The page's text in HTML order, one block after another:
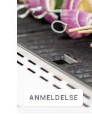
ANMELDELSE